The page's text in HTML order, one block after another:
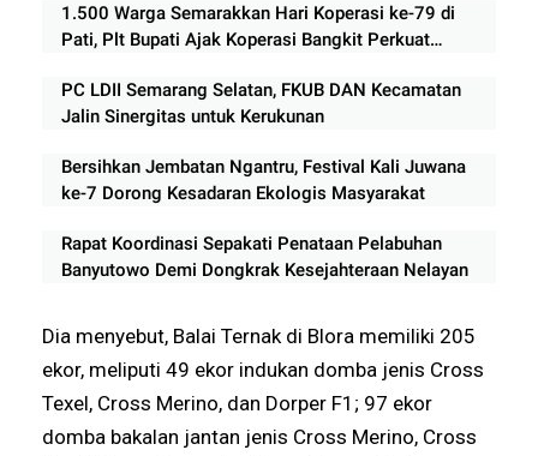
1.500 Warga Semarakkan Hari Koperasi ke-79 di
Pati, Plt Bupati Ajak Koperasi Bangkit Perkuat
PC LDII Semarang Selatan, FKUB DAN Kecamatan
Jalin Sinergitas untuk Kerukunan
Bersihkan Jembatan Ngantru, Festival Kali Juwana
ke-7 Dorong Kesadaran Ekologis Masyarakat
Rapat Koordinasi Sepakati Penataan Pelabuhan
Banyutowo Demi Dongkrak Kesejahteraan Nelayan
Dia menyebut, Balai Ternak di Blora memiliki 205
ekor, meliputi 49 ekor indukan domba jenis Cross
Texel, Cross Merino, dan Dorper F1; 97 ekor
domba bakalan jantan jenis Cross Merino, Cross